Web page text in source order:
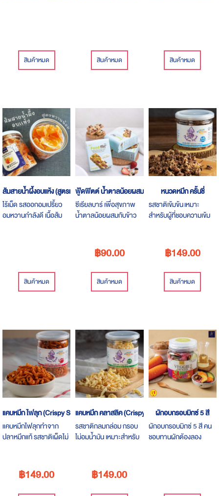
สินค้าหมด สินค้าหมด สินค้าหมด
ส้มสายน้ำผึ้งอบแห้ง (สูตรหวานน้อย)
ไร้เม็ด รสออกอมเปรี้ยว
อมหวานกำลังดี เนื้อส้ม
สินค้าหมด
ฟู้ดฟิตต์ น้ำตาลน้อยผสมข้าวกล้องงอก
ซีเรียลบาร์ เพื่อสุขภาพ
น้ำตาลน้อยผสมกับข้าว
อาหารเช้าคู่กับโยเกิร์ต
หรือ ทานเล่นก็ได้สุขภาพ
฿90.00
สินค้าหมด
หนวดหมึก ครั้นชี่
รสชาติเข้มข้น เหมาะ
สำหรับผู้ที่ชอบความเข้ม
ของหมึกแห้ง เหมาะสำหรับ
คนที่รักสุขภาพ, ผู้ที่ทานคี
โต ***ราคาเพียงกระปุก
ละ 149บาท เท่านั้น***
฿149.00
สินค้าหมด
แคบหมึก ไฟลุก (Crispy Squid Hot Chili)
แคบหมึกไฟลุกทำจาก
ปลาหมึกแท้ รสชาติเผ็ดไม่
เท่านั้น***฿149.00
แคบหมึก คลาสลิค (Crispy Squid Classic)
รสชาติกลมกล่อม กรอบ
ไม่อมน้ำมัน เหมาะสำหรับ
สุขภาพ และ ผู้ที่ทานคีโต
ส่วนประกอบ คือ ปลาหมึก
99% เกลือ 1% ***ราคา
฿149.00
ผักอบกรอบมิกซ์ 5 สี
ผักอบกรอบมิกซ์ 5 สี คน
ชอบทานผักต้องลอง